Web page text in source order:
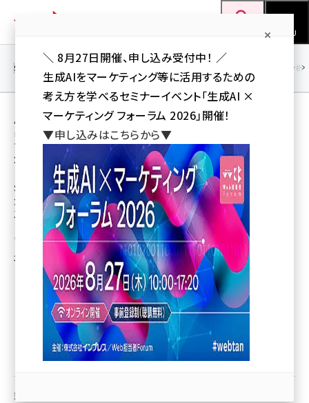
ン
MENU
seo (3528)
ai (2811)
youtube (2439)
note (2315)
セミナー (2308)
z世代 (1623)
meo (1277)
llmo (1166)
SEO アクセス解析／データ分析
用語「データベース」 が使われている記事の一
覧
全 67 記事中 1 ～ 50 を表示中
SRA OSS、オープンソースのPostgreSQL用
大規模対応ミドルウェア「pgpool-II」をリリー
ス
斉藤 彰男（Web担 編集部）
2006年9月28日 2:35
その他
落とし穴だらけ！CMS都市伝説
＼ 8月27日開催、申し込み受付中！ ／
生成AIをマーケティング等に活用するための
考え方を学べるセミナーイベント「生成AI ×
マーケティング フォーラム 2026」開催！
▼申し込みはこちらから▼